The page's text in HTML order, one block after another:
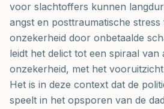
voor slachtoffers kunnen
angst en posttraumatische stress
onzekerheid door onbetaalde
leidt het delict tot een spiraal van
onzekerheid, met het
Het is in deze context dat de
speelt in het opsporen van de